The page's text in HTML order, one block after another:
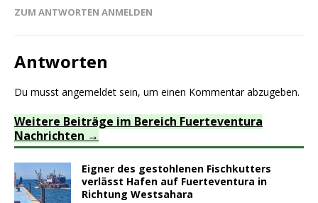
ZUM ANTWORTEN ANMELDEN
Antworten
Du musst angemeldet sein, um einen Kommentar abzugeben.
Weitere Beiträge im Bereich Fuerteventura
Nachrichten
Eigner des gestohlenen Fischkutters
verlässt Hafen auf Fuerteventura in
Richtung Westsahara